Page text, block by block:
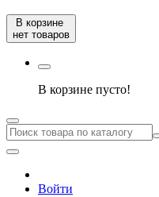
В корзине
нет товаров
В корзине пусто!
Войти